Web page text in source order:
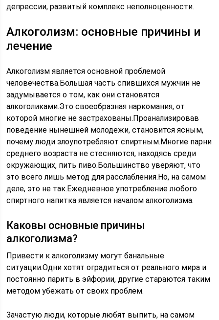
депрессии, развитый комплекс неполноценности.
Алкоголизм: основные причины и
лечение
Алкоголизм является основной проблемой
человечества.Большая часть спившихся мужчин не
задумывается о том, как они становятся
алкоголиками.Это своеобразная наркомания, от
которой многие не застрахованы.Проанализировав
поведение нынешней молодежи, становится ясным,
почему люди злоупотребляют спиртным.Многие парни
среднего возраста не стесняются, находясь среди
окружающих, пить пиво.Большинство уверяют, что
это всего лишь метод для расслабления.Но, на самом
деле, это не так.Ежедневное употребление любого
спиртного напитка является началом алкоголизма.
Каковы основные причины
алкоголизма?
Привести к алкоголизму могут банальные
ситуации.Одни хотят оградиться от реального мира и
постоянно парить в эйфории, другие стараются таким
методом убежать от своих проблем.
Зачастую люди, которые любят выпить, на самом